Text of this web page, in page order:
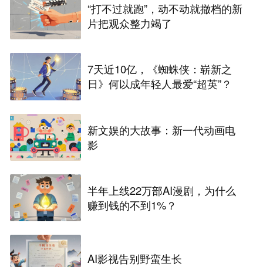
“打不过就跑”，动不动就撤档的新
片把观众整力竭了
7天近10亿，《蜘蛛侠：崭新之
日》何以成年轻人最爱“超英”？
新文娱的大故事：新一代动画电
影
半年上线22万部AI漫剧，为什么
赚到钱的不到1%？
AI影视告别野蛮生长